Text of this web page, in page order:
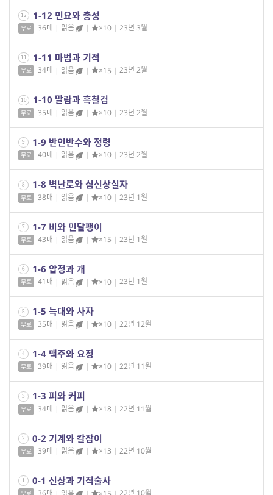
12 1-12 민요와 총성
무료 36매 | 읽음 | ×10 | 23년 3월
11 1-11 마법과 기적
무료 34매 | 읽음 | ×15 | 23년 2월
10 1-10 말람과 흑철검
무료 35매 | 읽음 | ×10 | 23년 2월
9 1-9 반인반수와 정령
무료 40매 | 읽음 | ×10 | 23년 2월
8 1-8 벽난로와 심신상실자
무료 38매 | 읽음 | ×10 | 23년 1월
7 1-7 비와 민달팽이
무료 43매 | 읽음 | ×15 | 23년 1월
6 1-6 압정과 개
무료 41매 | 읽음 | ×10 | 23년 1월
5 1-5 늑대와 사자
무료 35매 | 읽음 | ×10 | 22년 12월
4 1-4 맥주와 요정
무료 39매 | 읽음 | ×10 | 22년 11월
3 1-3 피와 커피
무료 34매 | 읽음 | ×18 | 22년 11월
2 0-2 기계와 칼잡이
무료 39매 | 읽음 | ×13 | 22년 10월
1 0-1 신상과 기적술사